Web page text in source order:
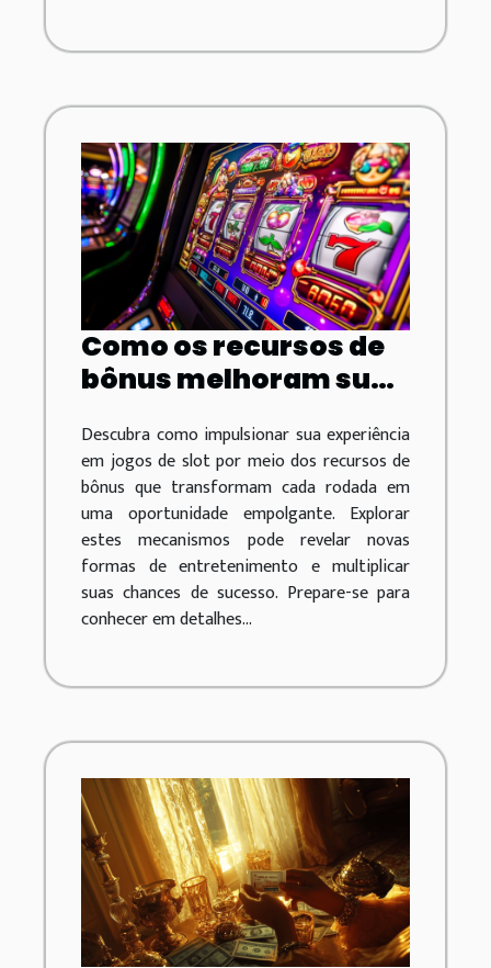
Como os recursos de
bônus melhoram sua
de slot
Descubra como impulsionar sua experiência
em jogos de slot por meio dos recursos de
bônus que transformam cada rodada em
uma oportunidade empolgante. Explorar
estes mecanismos pode revelar novas
formas de entretenimento e multiplicar
suas chances de sucesso. Prepare-se para
conhecer em detalhes...